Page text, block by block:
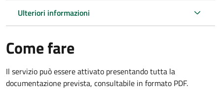
Ulteriori informazioni
Come fare
Il servizio può essere attivato presentando tutta la
documentazione prevista, consultabile in formato PDF.